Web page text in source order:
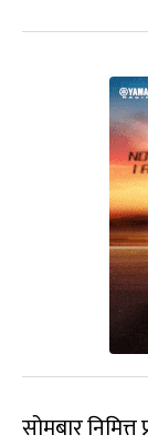
सोमबार